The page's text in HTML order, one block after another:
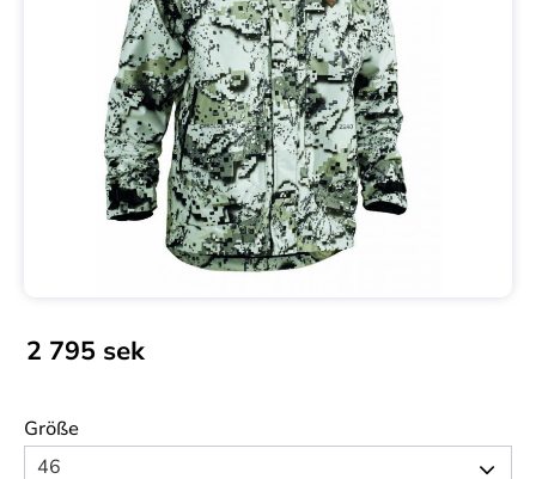
2 795 sek
Größe